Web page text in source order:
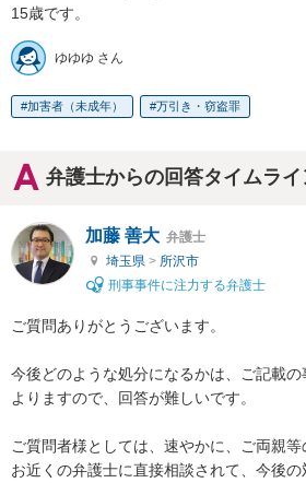
15歳です。
ゆゆゆ さん
加害者（未成年） 万引き・窃盗罪
弁護士からの回答タイムライ
加藤 善大 弁護士
埼玉県 > 所沢市
刑事事件に注力する弁護士
ご質問ありがとうございます。
今後どのような処分になるかは、ご記載
よりますので、回答が難しいです。
ご質問者様としては、速やかに、ご両親等
お近くの弁護士に直接相談されて、今後